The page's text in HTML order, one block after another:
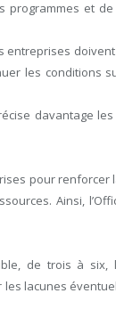
programmes et
entreprises
les conditions
davantage
pour renforcer
Ainsi,
de trois à six,
lacunes